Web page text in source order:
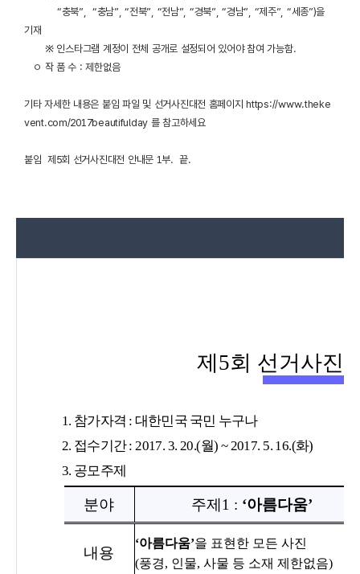
“충북”, “충남”, “전북”, “전남”, “경북”, “경남”, “제주”, “세종”)을
기재
※ 인스타그램 계정이 전체 공개로 설정되어 있어야 참여 가능함.
ㅇ 작 품 수 : 제한없음
기타 자세한 내용은 붙임 파일 및 선거사진대전 홈페이지https://www.theke
vent.com/2017beautifulday 를 참고하세요
붙임 제5회 선거사진대전 안내문 1부. 끝.